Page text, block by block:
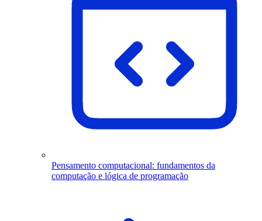
Pensamento computacional: fundamentos da
computação e lógica de programação